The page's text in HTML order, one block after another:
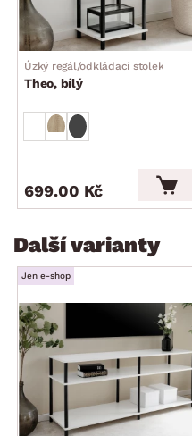
Úzký regál/odkládací stolek
Theo, bílý
699.00 Kč
Další varianty
Jen e-shop